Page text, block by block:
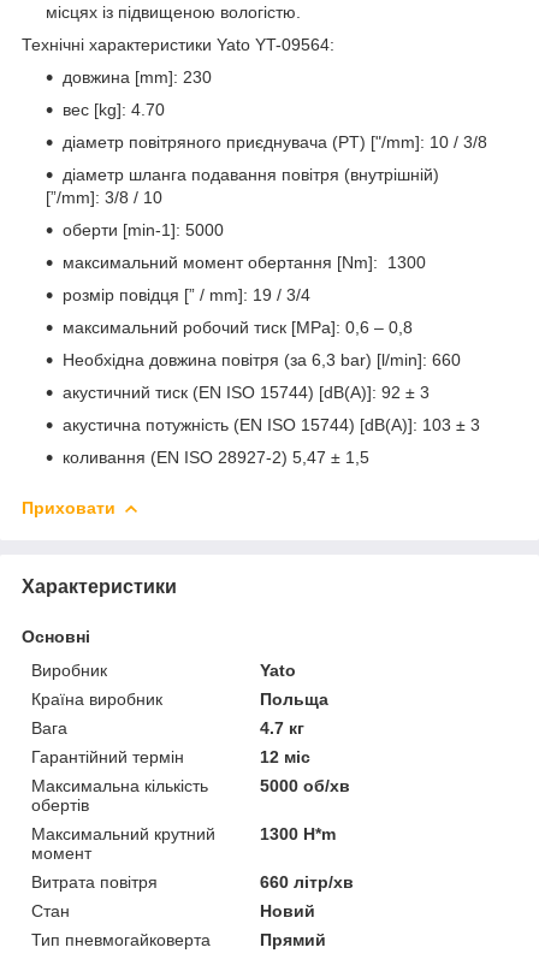
місцях із підвищеною вологістю.
Технічні характеристики Yato YT-09564:
довжина [mm]: 230
вес [kg]: 4.70
діаметр повітряного приєднувача (PT) ["/mm]: 10 / 3/8
діаметр шланга подавання повітря (внутрішній)
[”/mm]: 3/8 / 10
оберти [min-1]: 5000
максимальний момент обертання [Nm]: 1300
розмір повідця [” / mm]: 19 / 3/4
максимальний робочий тиск [MPa]: 0,6 – 0,8
Необхідна довжина повітря (за 6,3 bar) [l/min]: 660
акустичний тиск (EN ISO 15744) [dB(A)]: 92 ± 3
акустична потужність (EN ISO 15744) [dB(A)]: 103 ± 3
коливання (EN ISO 28927-2) 5,47 ± 1,5
Приховати
Характеристики
Основні
Виробник
Yato
Країна виробник
Польща
Вага
4.7 кг
Гарантійний термін
12 міс
Максимальна кількість
обертів
5000 об/хв
Максимальний крутний
момент
1300 H*m
Витрата повітря
660 літр/хв
Стан
Новий
Тип пневмогайковерта
Прямий